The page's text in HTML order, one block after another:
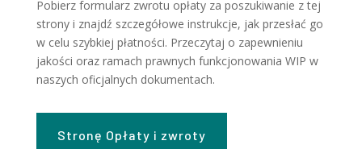
Pobierz formularz zwrotu opłaty za poszukiwanie z tej
strony i znajdź szczegółowe instrukcje, jak przesłać go
w celu szybkiej płatności. Przeczytaj o zapewnieniu
jakości oraz ramach prawnych funkcjonowania WIP w
naszych oficjalnych dokumentach.
Stronę Opłaty i zwroty